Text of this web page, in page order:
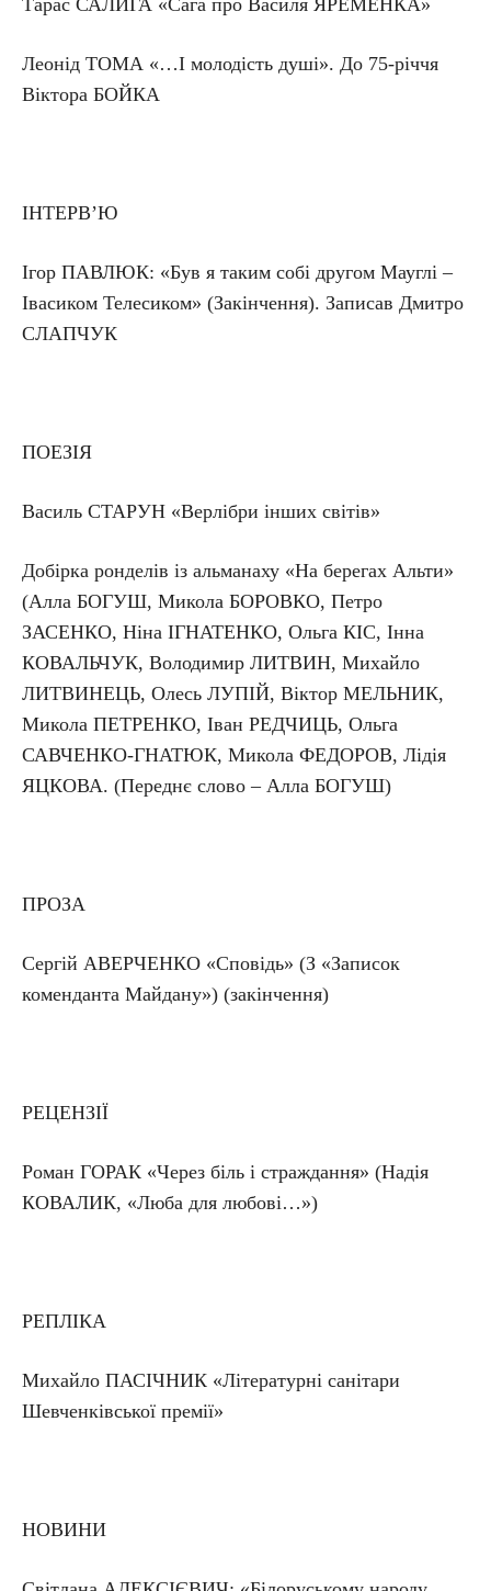
Тарас САЛИГА «Сага про Василя ЯРЕМЕНКА»
Леонід ТОМА «…І молодість душі». До 75-річчя
Віктора БОЙКА
ІНТЕРВ’Ю
Ігор ПАВЛЮК: «Був я таким собі другом Мауглі –
Івасиком Телесиком» (Закінчення). Записав Дмитро
СЛАПЧУК
ПОЕЗІЯ
Василь СТАРУН «Верлібри інших світів»
Добірка ронделів із альманаху «На берегах Альти»
(Алла БОГУШ, Микола БОРОВКО, Петро
ЗАСЕНКО, Ніна ІГНАТЕНКО, Ольга КІС, Інна
КОВАЛЬЧУК, Володимир ЛИТВИН, Михайло
ЛИТВИНЕЦЬ, Олесь ЛУПІЙ, Віктор МЕЛЬНИК,
Микола ПЕТРЕНКО, Іван РЕДЧИЦЬ, Ольга
САВЧЕНКО-ГНАТЮК, Микола ФЕДОРОВ, Лідія
ЯЦКОВА. (Переднє слово – Алла БОГУШ)
ПРОЗА
Сергій АВЕРЧЕНКО «Сповідь» (З «Записок
коменданта Майдану») (закінчення)
РЕЦЕНЗІЇ
Роман ГОРАК «Через біль і страждання» (Надія
КОВАЛИК, «Люба для любові…»)
РЕПЛІКА
Михайло ПАСІЧНИК «Літературні санітари
Шевченківської премії»
НОВИНИ